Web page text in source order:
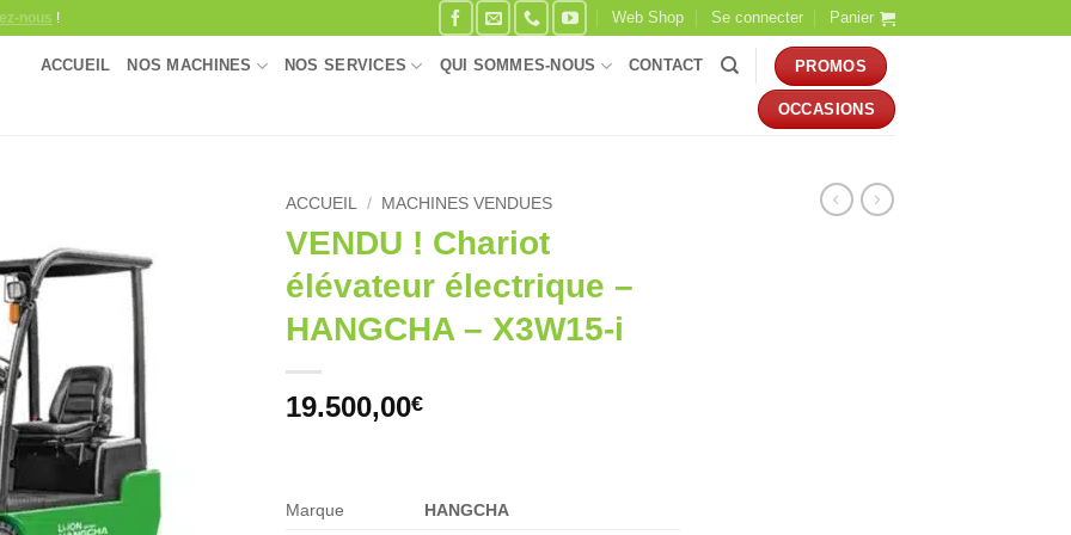
nous ! Web Shop Se connecter Panier
ACCUEIL NOS MACHINES NOS SERVICES QUI SOMMES-NOUS CONTACT PROMOS
OCCASIONS
ACCUEIL / MACHINES VENDUES
VENDU ! Chariot
élévateur électrique –
HANGCHA – X3W15-i
19.500,00€
Marque HANGCHA